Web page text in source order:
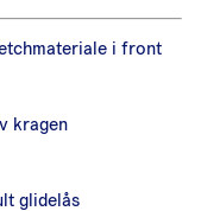
i front
kragen
glidelås